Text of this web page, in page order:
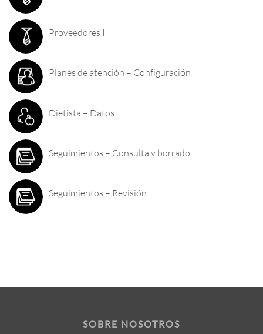
Proveedores I
Planes de atención – Configuración
Dietista – Datos
Seguimientos – Consulta y borrado
Seguimientos – Revisión
SOBRE NOSOTROS